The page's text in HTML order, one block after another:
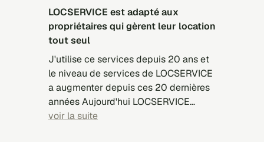
LOCSERVICE est adapté aux
propriétaires qui gèrent leur location
tout seul
J'utilise ce services depuis 20 ans et
le niveau de services de LOCSERVICE
a augmenter depuis ces 20 dernières
années Aujourd'hui LOCSERVICE
présente des candidats mieux
voir la suite